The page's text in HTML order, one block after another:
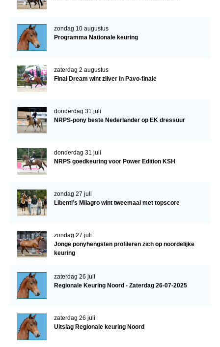
zondag 10 augustus
Programma Nationale keuring
zaterdag 2 augustus
Final Dream wint zilver in Pavo-finale
donderdag 31 juli
NRPS-pony beste Nederlander op EK dressuur
donderdag 31 juli
NRPS goedkeuring voor Power Edition KSH
zondag 27 juli
Libenti’s Milagro wint tweemaal met topscore
zondag 27 juli
Jonge ponyhengsten profileren zich op noordelijke
keuring
zaterdag 26 juli
Regionale Keuring Noord - Zaterdag 26-07-2025
zaterdag 26 juli
Uitslag Regionale keuring Noord